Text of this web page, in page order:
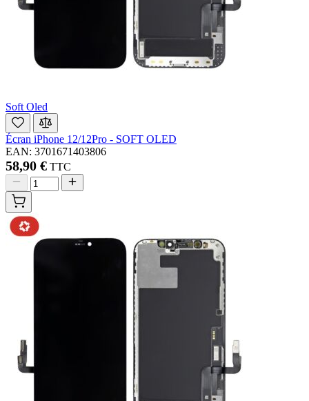
Soft Oled
Écran iPhone 12/12Pro - SOFT OLED
EAN: 3701671403806
58,90 € TTC